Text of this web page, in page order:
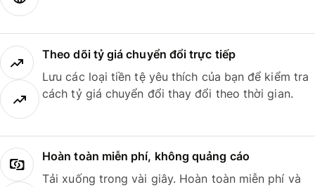
Theo dõi tỷ giá chuyển đổi trực tiếp
Lưu các loại tiền tệ yêu thích của bạn để kiểm tra
cách tỷ giá chuyển đổi thay đổi theo thời gian.
Hoàn toàn miễn phí, không quảng cáo
Tải xuống trong vài giây. Hoàn toàn miễn phí và